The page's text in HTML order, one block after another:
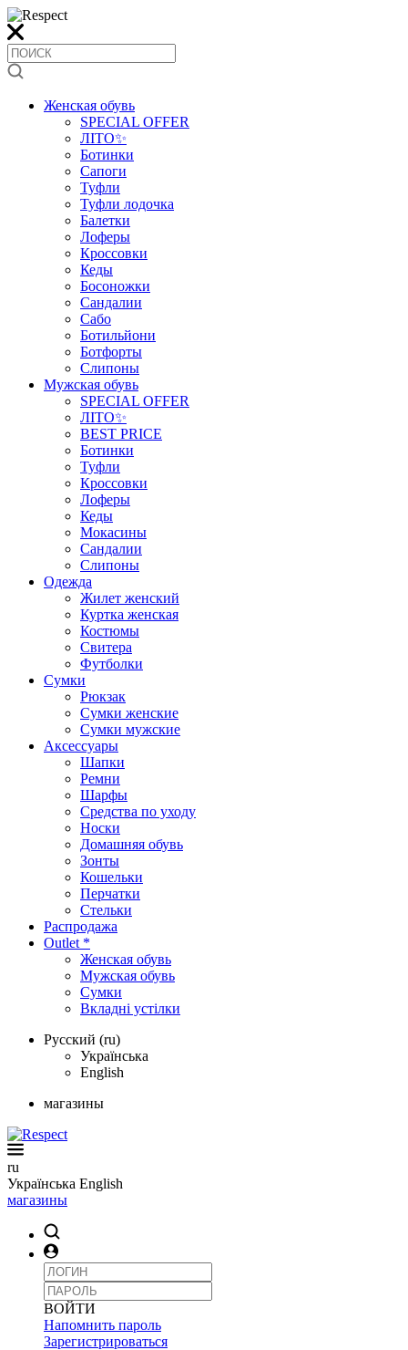
Женская обувь
SPECIAL OFFER
ЛІТО✨
Ботинки
Сапоги
Туфли
Туфли лодочка
Балетки
Лоферы
Кроссовки
Кеды
Босоножки
Сандалии
Сабо
Ботильйони
Ботфорты
Слипоны
Мужская обувь
SPECIAL OFFER
ЛІТО✨
BEST PRICE
Ботинки
Туфли
Кроссовки
Лоферы
Кеды
Мокасины
Сандалии
Слипоны
Одежда
Жилет женский
Куртка женская
Костюмы
Свитера
Футболки
Сумки
Рюкзак
Сумки женские
Сумки мужские
Аксеcсуары
Шапки
Ремни
Шарфы
Средства по уходу
Носки
Домашняя обувь
Зонты
Кошельки
Перчатки
Стельки
Распродажа
Outlet *
Женская обувь
Мужская обувь
Сумки
Вкладні устілки
Русский (ru)
Українська
English
магазины
ru
Українська English
магазины
ВОЙТИ
Напомнить пароль
Зарегистрироваться